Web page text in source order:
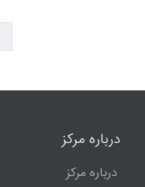
درباره مرکز
درباره مرکز